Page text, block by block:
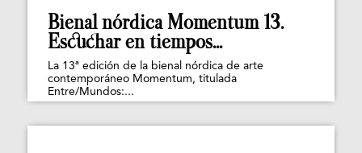
Bienal nórdica Momentum 13.
Escuchar en tiempos...
La 13ª edición de la bienal nórdica de arte
contemporáneo Momentum, titulada
Entre/Mundos:...